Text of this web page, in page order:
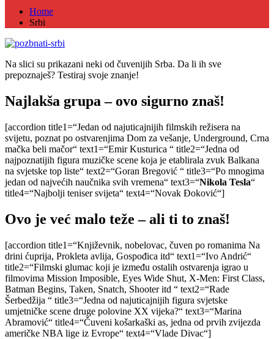
Home
Srbi
Na slici su prikazani neki od čuvenijih Srba. Da li ih sve
prepoznaješ? Testiraj svoje znanje!
Najlakša grupa – ovo sigurno znaš!
[accordion title1=“Jedan od najuticajnijih filmskih režisera na
svijetu, poznat po ostvarenjima Dom za vešanje, Underground, Crna
mačka beli mačor“ text1=“Emir Kusturica “ title2=“Jedna od
najpoznatijih figura muzičke scene koja je etablirala zvuk Balkana
na svjetske top liste“ text2=“Goran Bregović “ title3=“Po mnogima
jedan od najvećih naučnika svih vremena“ text3=“Nikola Tesla“
title4=“Najbolji teniser svijeta“ text4=“Novak Đoković“]
Ovo je već malo teže – ali ti to znaš!
[accordion title1=“Književnik, nobelovac, čuven po romanima Na
drini ćuprija, Prokleta avlija, Gospođica itd“ text1=“Ivo Andrić“
title2=“Filmski glumac koji je između ostalih ostvarenja igrao u
filmovima Mission Imposible, Eyes Wide Shut, X-Men: First Class,
Batman Begins, Taken, Snatch, Shooter itd “ text2=“Rade
Šerbedžija “ title3=“Jedna od najuticajnijih figura svjetske
umjetničke scene druge polovine XX vijeka?“ text3=“Marina
Abramović“ title4=“Čuveni košarkaški as, jedna od prvih zvijezda
američke NBA lige iz Evrope“ text4=“Vlade Divac“]